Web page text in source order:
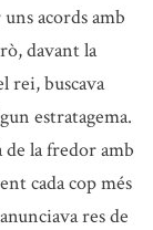
acords amb
davant la
rei, buscava
estratagema.
de la fredor amb
cada cop més
res de